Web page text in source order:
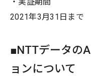
2021年3月31日まで
■NTTデータの
ョンについて